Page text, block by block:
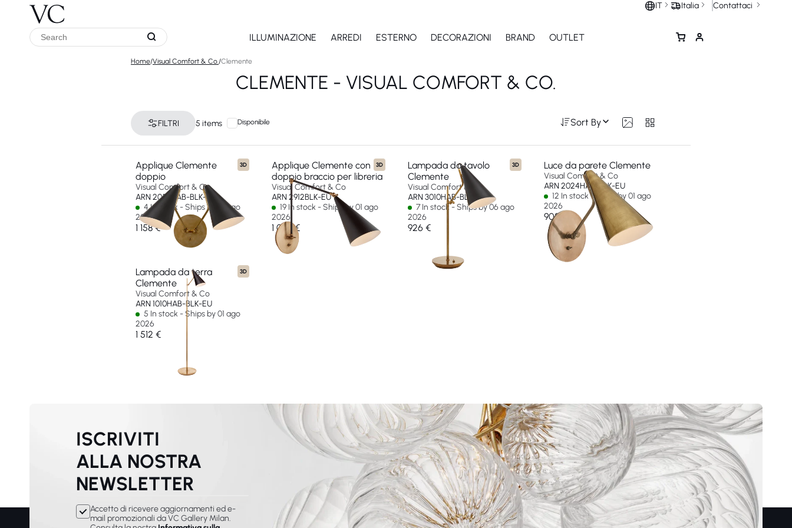
IT Italia Contattaci
ILLUMINAZIONE ARREDI ESTERNO DECORAZIONI BRAND OUTLET
Home/Visual Comfort & Co./Clemente
CLEMENTE - VISUAL COMFORT & CO.
FILTRI 5 items Disponibile Sort By
3D
Applique Clemente
doppio
Visual Comfort & Co
ARN 2059HAB-BLK-EU
4 In stock - Ships by 01 ago
2026
1 158 €
3D
Applique Clemente con
doppio braccio per libreria
Visual Comfort & Co
ARN 2912BLK-EU
19 In stock - Ships by 01 ago
2026
1 048 €
3D
Lampada da tavolo
Clemente
Visual Comfort & Co
ARN 3010HAB-BLK-EU
7 In stock - Ships by 06 ago
2026
926 €
Luce da parete Clemente
Visual Comfort & Co
ARN 2024HAB-BLK-EU
12 In stock - Ships by 01 ago
2026
902 €
3D
Lampada da terra
Clemente
Visual Comfort & Co
ARN 1010HAB-BLK-EU
5 In stock - Ships by 01 ago
2026
1 512 €
ISCRIVITI
ALLA NOSTRA
NEWSLETTER
Accetto di ricevere aggiornamenti ed e-
mail promozionali da VC Gallery Milan.